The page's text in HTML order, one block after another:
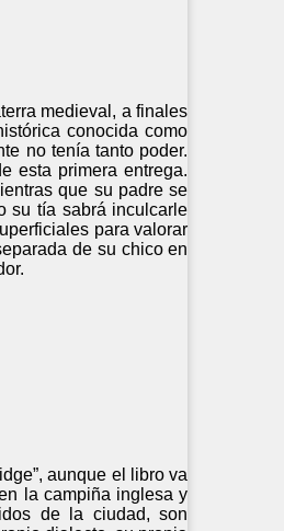
medieval, a finales
conocida como
no tenía tanto poder.
esta primera entrega.
que su padre se
su tía sabrá inculcarle
para valorar
de su chico en
aunque el libro va
la campiña inglesa y
de la ciudad, son